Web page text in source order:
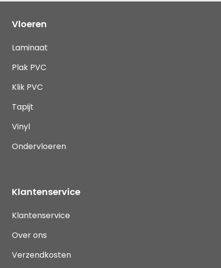
Vloeren
Laminaat
Plak PVC
Klik PVC
Tapijt
Vinyl
Ondervloeren
Klantenservice
Klantenservice
Over ons
Verzendkosten